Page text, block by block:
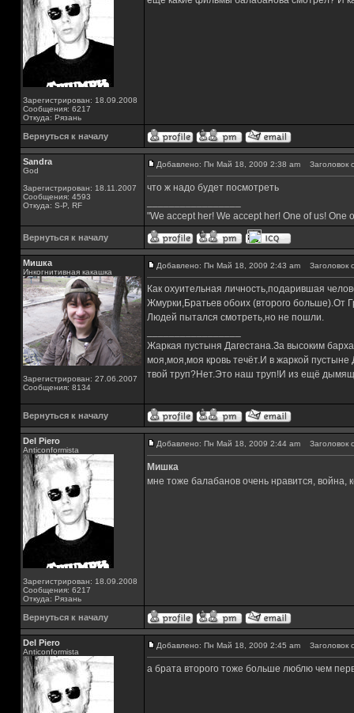
Зарегистрирован: 18.09.2008
Сообщения: 6217
Откуда: Рязань
Вернуться к началу
Sandra
God
Зарегистрирован: 18.11.2007
Сообщения: 4593
Откуда: S-P, RF
Добавлено: Пн Май 18, 2009 2:38 am Заголовок
что ж надо будет посмотреть
"We accept her! We accept her! One of us!
Вернуться к началу
Мишка
Инкогнитивная какашка
Зарегистрирован: 27.06.2007
Сообщения: 8134
Добавлено: Пн Май 18, 2009 2:43 am Заголовок
Как охуительная личность,подарившая
Жмурки,Братьев обоих (второго больше).От
Людей пытался смотреть,но не пошли.
Жаркая пустыня Дагестана.За высоким
моя,моя,моя кровь течёт.И в жаркой
твой труп?Нет.Это наш труп!И из ещё
Вернуться к началу
Del Piero
Аnticonformista
Зарегистрирован: 18.09.2008
Сообщения: 6217
Откуда: Рязань
Добавлено: Пн Май 18, 2009 2:44 am Заголовок
Мишка
мне тоже балабанов очень нравится, война,
Вернуться к началу
Del Piero
Аnticonformista
Добавлено: Пн Май 18, 2009 2:45 am Заголовок
а брата второго тоже больше люблю чем